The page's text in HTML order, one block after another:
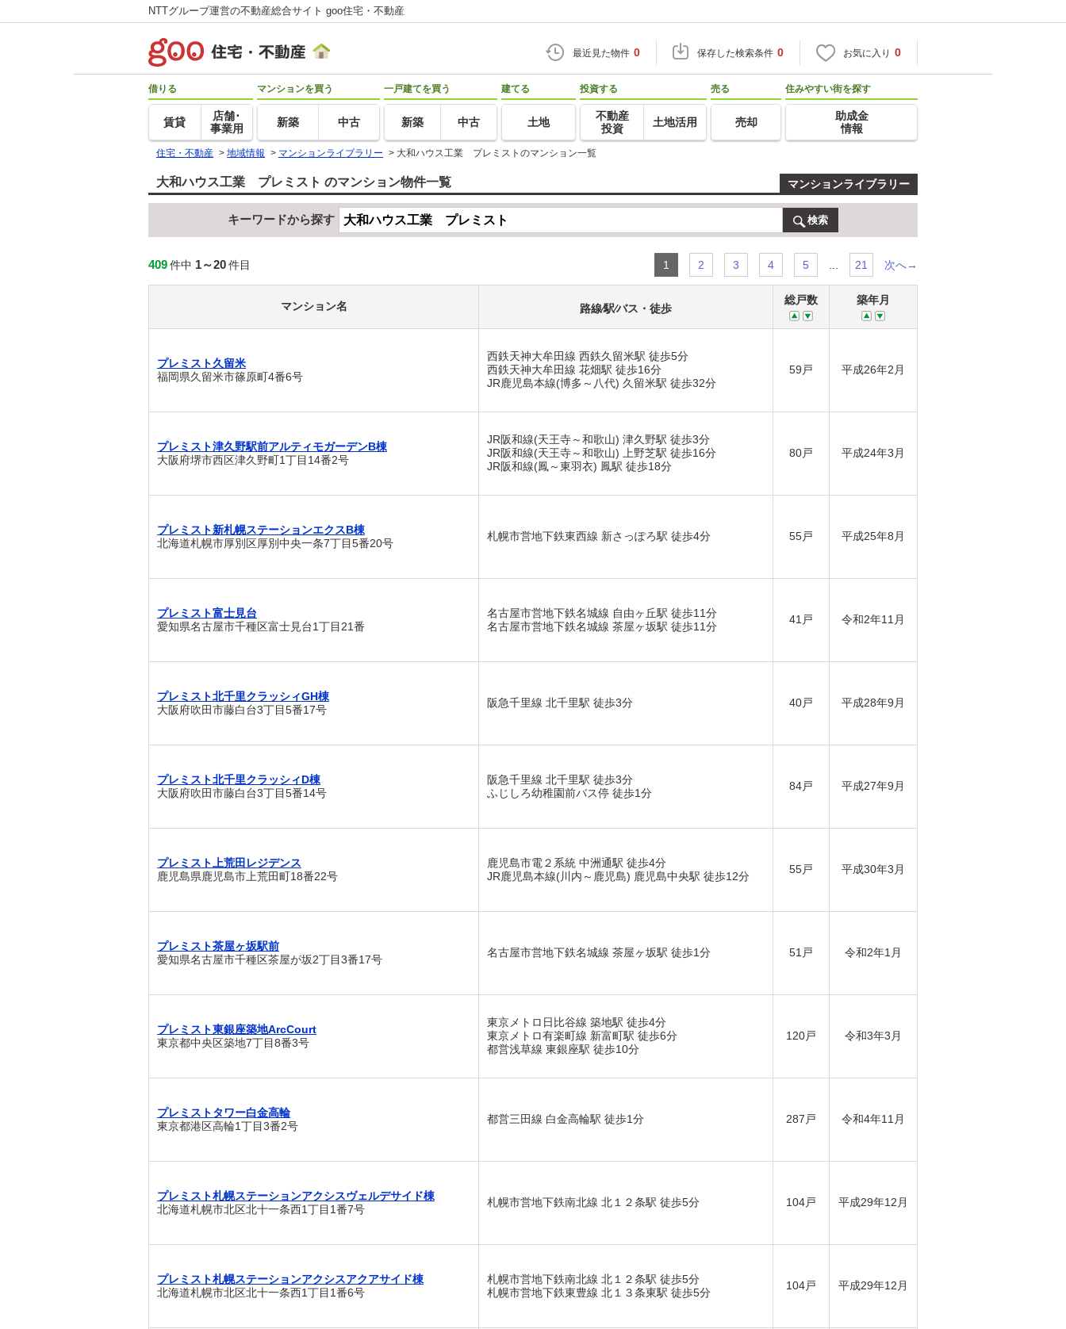
NTTグループ運営の不動産総合サイト goo住宅・不動産
最近見た物件 0 保存した検索条件 0 お気に入り 0
借りる
賃貸
店舗･
事業用
マンションを買う
新築 中古
一戸建てを買う
新築 中古
建てる
土地
投資する
不動産
投資
土地活用
売る
売却
住みやすい街を探す
助成金
情報
住宅・不動産 > 地域情報 > マンションライブラリー > 大和ハウス工業 プレミストのマンション一覧
大和ハウス工業 プレミスト のマンション物件一覧 マンションライブラリー
キーワードから探す 検索
409件中 1～20件目 1 2 3 4 5 21 次へ→
マンション名 路線⁄駅⁄バス・徒歩
総戸数 築年月
プレミスト久留米
福岡県久留米市篠原町4番6号
西鉄天神大牟田線 西鉄久留米駅 徒歩5分
西鉄天神大牟田線 花畑駅 徒歩16分
JR鹿児島本線(博多～八代) 久留米駅 徒歩32分
59戸 平成26年2月
プレミスト津久野駅前アルティモガーデンB棟
大阪府堺市西区津久野町1丁目14番2号
JR阪和線(天王寺～和歌山) 津久野駅 徒歩3分
JR阪和線(天王寺～和歌山) 上野芝駅 徒歩16分
JR阪和線(鳳～東羽衣) 鳳駅 徒歩18分
80戸 平成24年3月
プレミスト新札幌ステーションエクスB棟
北海道札幌市厚別区厚別中央一条7丁目5番20号
札幌市営地下鉄東西線 新さっぽろ駅 徒歩4分 55戸 平成25年8月
プレミスト富士見台
愛知県名古屋市千種区富士見台1丁目21番
名古屋市営地下鉄名城線 自由ヶ丘駅 徒歩11分
名古屋市営地下鉄名城線 茶屋ヶ坂駅 徒歩11分
41戸 令和2年11月
プレミスト北千里クラッシィGH棟
大阪府吹田市藤白台3丁目5番17号
阪急千里線 北千里駅 徒歩3分 40戸 平成28年9月
プレミスト北千里クラッシィD棟
大阪府吹田市藤白台3丁目5番14号
阪急千里線 北千里駅 徒歩3分
ふじしろ幼稚園前バス停 徒歩1分
84戸 平成27年9月
プレミスト上荒田レジデンス
鹿児島県鹿児島市上荒田町18番22号
鹿児島市電２系統 中洲通駅 徒歩4分
JR鹿児島本線(川内～鹿児島) 鹿児島中央駅 徒歩12分
55戸 平成30年3月
プレミスト茶屋ヶ坂駅前
愛知県名古屋市千種区茶屋が坂2丁目3番17号
名古屋市営地下鉄名城線 茶屋ヶ坂駅 徒歩1分 51戸 令和2年1月
プレミスト東銀座築地ArcCourt
東京都中央区築地7丁目8番3号
東京メトロ日比谷線 築地駅 徒歩4分
東京メトロ有楽町線 新富町駅 徒歩6分
都営浅草線 東銀座駅 徒歩10分
120戸 令和3年3月
プレミストタワー白金高輪
東京都港区高輪1丁目3番2号
都営三田線 白金高輪駅 徒歩1分 287戸 令和4年11月
プレミスト札幌ステーションアクシスヴェルデサイド棟
北海道札幌市北区北十一条西1丁目1番7号
札幌市営地下鉄南北線 北１２条駅 徒歩5分 104戸 平成29年12月
プレミスト札幌ステーションアクシスアクアサイド棟
北海道札幌市北区北十一条西1丁目1番6号
札幌市営地下鉄南北線 北１２条駅 徒歩5分
札幌市営地下鉄東豊線 北１３条東駅 徒歩5分
104戸 平成29年12月